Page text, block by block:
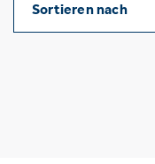
Sortieren nach